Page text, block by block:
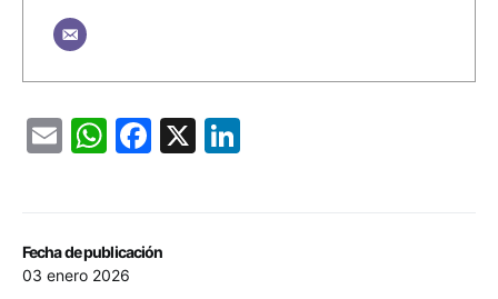
Fecha de publicación
03 enero 2026
EmailWhatsApp
Facebook
X